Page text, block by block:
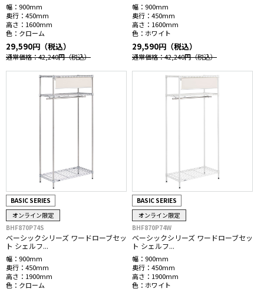
幅： 900mm
奥行： 450mm
高さ： 1600mm
色： クローム
29,590円（税込）
通常価格：42,240円（税込）
幅： 900mm
奥行： 450mm
高さ： 1600mm
色： ホワイト
29,590円（税込）
通常価格：42,240円（税込）
BASIC SERIES
オンライン限定
BHF870P74S
ベーシックシリーズ ワードローブセッ
ト シェルフ...
幅： 900mm
奥行： 450mm
高さ： 1900mm
色： クローム
BASIC SERIES
オンライン限定
BHF870P74W
ベーシックシリーズ ワードローブセッ
ト シェルフ...
幅： 900mm
奥行： 450mm
高さ： 1900mm
色： ホワイト